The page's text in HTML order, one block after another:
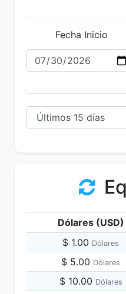
Fecha Inicio
Dólares (USD)
$ 1.00 Dólares
$ 5.00 Dólares
$ 10.00 Dólares